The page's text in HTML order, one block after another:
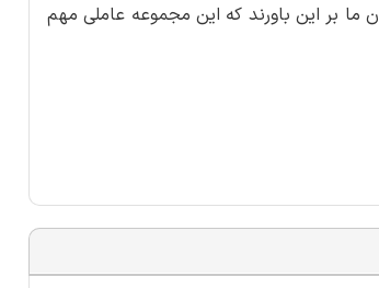
ما بر این باورند که این مجموعه عاملی مهم